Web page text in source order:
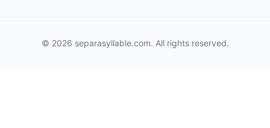
© 2026 separasyllable.com. All rights reserved.